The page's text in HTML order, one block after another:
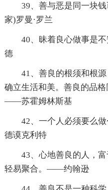
39、善与恶是同一块
家)罗曼·罗兰
40、昧着良心做事是
德
41、善良的根须和根
确立生活和美。善良的品格
——苏霍姆林斯基
42、一个人必须要么
德谟克利特
43、心地善良的人，
轻易聚合。——约翰逊